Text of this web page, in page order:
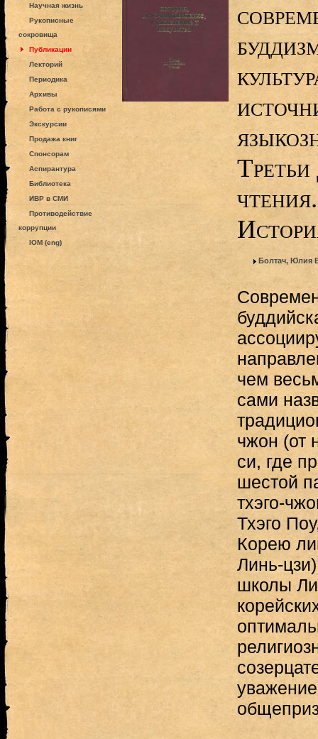
Научная жизнь
Рукописные
сокровища
Публикации
Лекторий
Периодика
Архивы
Работа с рукописями
Экскурсии
Продажа книг
Спонсорам
Аспирантура
Библиотека
ИВР в СМИ
Противодействие
коррупции
IOM (eng)
Болтач, Юлия
чем
сами
чжон (от
си, где
шестой
тхэго-
Тхэго
Корею
Линь-
школы